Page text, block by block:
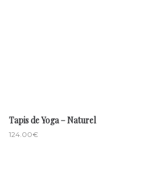
Tapis de Yoga – Naturel
124.00€